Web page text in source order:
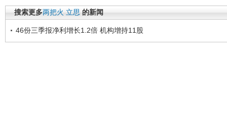
搜索更多两把火 立思 的新闻
46份三季报净利增长1.2倍 机构增持11股